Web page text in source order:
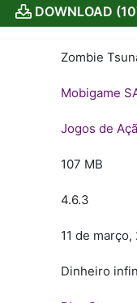
DOWNLOAD
Zombie
Mobigame
Jogos de
107 MB
4.6.3
11 de março,
Dinheiro